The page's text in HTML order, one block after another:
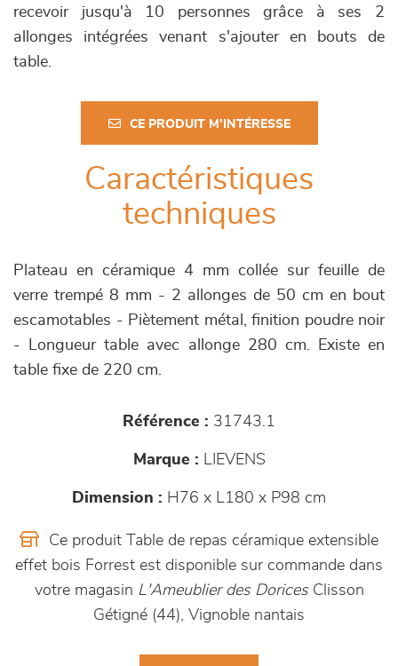
recevoir jusqu'à 10 personnes grâce à ses 2
allonges intégrées venant s'ajouter en bouts de
table.
CE PRODUIT M'INTÉRESSE
Caractéristiques
techniques
Plateau en céramique 4 mm collée sur feuille de
verre trempé 8 mm - 2 allonges de 50 cm en bout
escamotables - Piètement métal, finition poudre noir
- Longueur table avec allonge 280 cm. Existe en
table fixe de 220 cm.
Référence : 31743.1
Marque : LIEVENS
Dimension : H76 x L180 x P98 cm
Ce produit Table de repas céramique extensible
effet bois Forrest est disponible sur commande dans
votre magasin L'Ameublier des DoricesClisson
Gétigné (44), Vignoble nantais